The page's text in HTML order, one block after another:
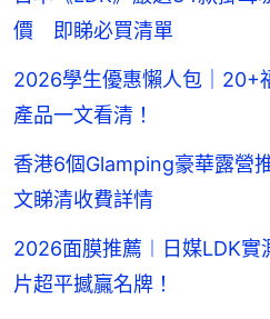
價 即睇必買清單
2026學生優惠懶人包｜20+
產品一文看清！
香港6個Glamping豪華露
文睇清收費詳情
2026面膜推薦︱日媒LDK
片超平撼贏名牌！